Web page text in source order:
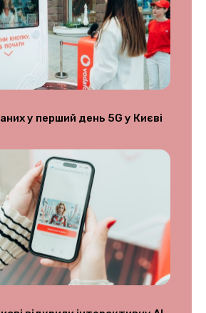
у перший день 5G у Києві